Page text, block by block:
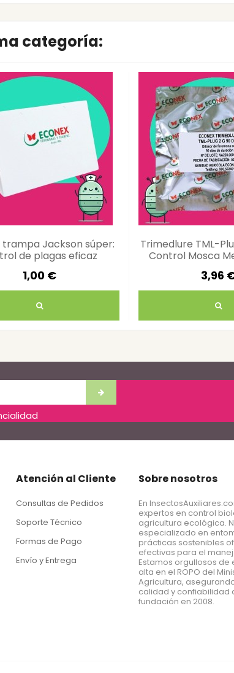
categoría:
Jackson súper:
de plagas eficaz
1,00 €
Trimedlure TML-
Control Mosca
3,96
Atención al Cliente
Consultas de Pedidos
Soporte Técnico
Formas de Pago
Envío y Entrega
Sobre nosotros
En
expertos en control
agricultura ecológica.
especializado en
prácticas sostenibles
efectivas para el
Estamos orgullosos de
alta en el ROPO del
Agricultura,
calidad y confiabilidad
fundación en 2008.